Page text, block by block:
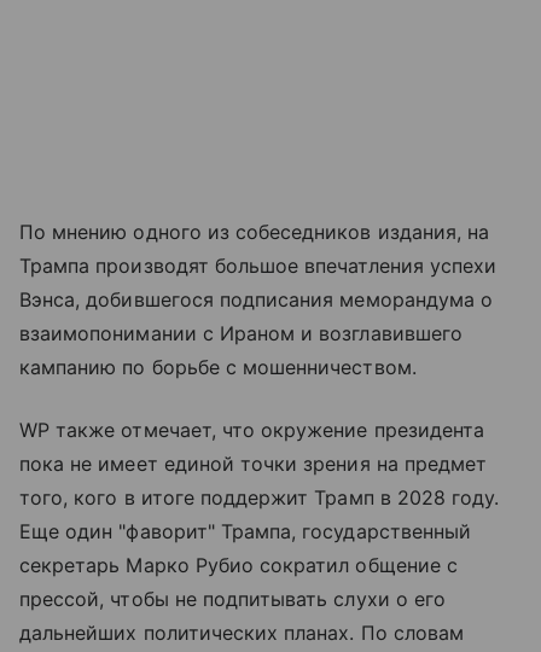
По мнению одного из собеседников издания, на
Трампа производят большое впечатления успехи
Вэнса, добившегося подписания меморандума о
взаимопонимании с Ираном и возглавившего
кампанию по борьбе с мошенничеством.
WP также отмечает, что окружение президента
пока не имеет единой точки зрения на предмет
того, кого в итоге поддержит Трамп в 2028 году.
Еще один "фаворит" Трампа, государственный
секретарь Марко Рубио сократил общение с
прессой, чтобы не подпитывать слухи о его
дальнейших политических планах. По словам